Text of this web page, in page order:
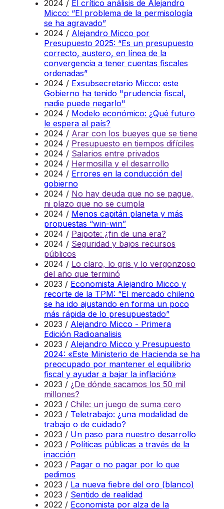
2024 / El crítico análisis de Alejandro
Micco: “El problema de la permisología
se ha agravado”
2024 / Alejandro Micco por
Presupuesto 2025: “Es un presupuesto
correcto, austero, en línea de la
convergencia a tener cuentas fiscales
ordenadas”
2024 / Exsubsecretario Micco: este
Gobierno ha tenido "prudencia fiscal,
nadie puede negarlo"
2024 / Modelo económico: ¿Qué futuro
le espera al país?
2024 / Arar con los bueyes que se tiene
2024 / Presupuesto en tiempos difíciles
2024 / Salarios entre privados
2024 / Hermosilla y el desarrollo
2024 / Errores en la conducción del
gobierno
2024 / No hay deuda que no se pague,
ni plazo que no se cumpla
2024 / Menos capitán planeta y más
propuestas “win-win”
2024 / Paipote: ¿fin de una era?
2024 / Seguridad y bajos recursos
públicos
2024 / Lo claro, lo gris y lo vergonzoso
del año que terminó
2023 / Economista Alejandro Micco y
recorte de la TPM: “El mercado chileno
se ha ido ajustando en forma un poco
más rápida de lo presupuestado”
2023 / Alejandro Micco - Primera
Edición Radioanalisis
2023 / Alejandro Micco y Presupuesto
2024: «Este Ministerio de Hacienda se ha
preocupado por mantener el equilibrio
fiscal y ayudar a bajar la inflación»
2023 / ¿De dónde sacamos los 50 mil
millones?
2023 / Chile: un juego de suma cero
2023 / Teletrabajo: ¿una modalidad de
trabajo o de cuidado?
2023 / Un paso para nuestro desarrollo
2023 / Políticas públicas a través de la
inacción
2023 / Pagar o no pagar por lo que
pedimos
2023 / La nueva fiebre del oro (blanco)
2023 / Sentido de realidad
2022 / Economista por alza de la